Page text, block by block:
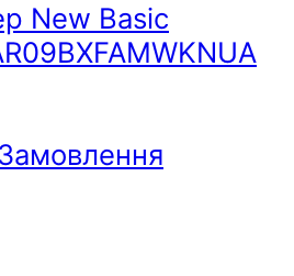
New Basic